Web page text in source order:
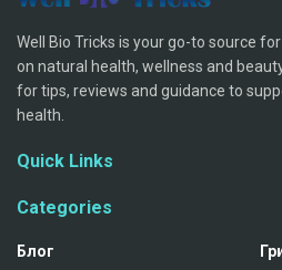
Well Bio Tricks is your go-to source
on natural health, wellness and
for tips, reviews and guidance to
health.
Quick Links
Categories
Блог